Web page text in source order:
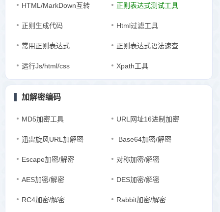
HTML/MarkDown互转 正则表达式测试工具
正则生成代码 Html过滤工具
常用正则表达式 正则表达式语法速查
运行Js/html/css Xpath工具
加解密编码
MD5加密工具 URL网址16进制加密
迅雷旋风URL加解密 Base64加密/解密
Escape加密/解密 对称加密/解密
AES加密/解密 DES加密/解密
RC4加密/解密 Rabbit加密/解密